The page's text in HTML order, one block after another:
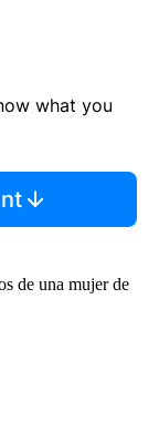
what you
de una mujer de